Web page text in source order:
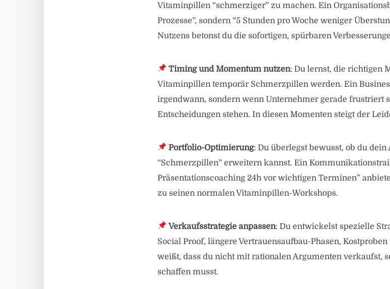
Vitaminpillen “schmerziger” zu machen. Ein
Prozesse”, sondern “5 Stunden pro Woche weniger
Nutzens betonst du die sofortigen, spürbaren
Timing und Momentum nutzen: Du lernst, die richtigen
Vitaminpillen temporär Schmerzpillen werden. Ein
irgendwann, sondern wenn Unternehmer gerade frustriert
Entscheidungen stehen. In diesen Momenten steigt der
Portfolio-Optimierung: Du überlegst bewusst, ob du dein
“Schmerzpillen” erweitern kannst. Ein
Präsentationscoaching 24h vor wichtigen Terminen”
zu seinen normalen Vitaminpillen-Workshops.
Verkaufsstrategie anpassen: Du entwickelst spezielle
Social Proof, längere Vertrauensaufbau-Phasen,
weißt, dass du nicht mit rationalen Argumenten verkaufst,
schaffen musst.